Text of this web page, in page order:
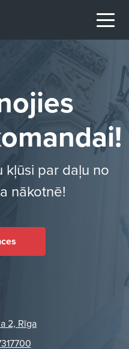
kļūsi par daļu no
nākotnē!
2, Rīga